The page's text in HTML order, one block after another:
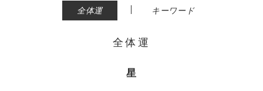
全体運 | キーワード
全体運
星